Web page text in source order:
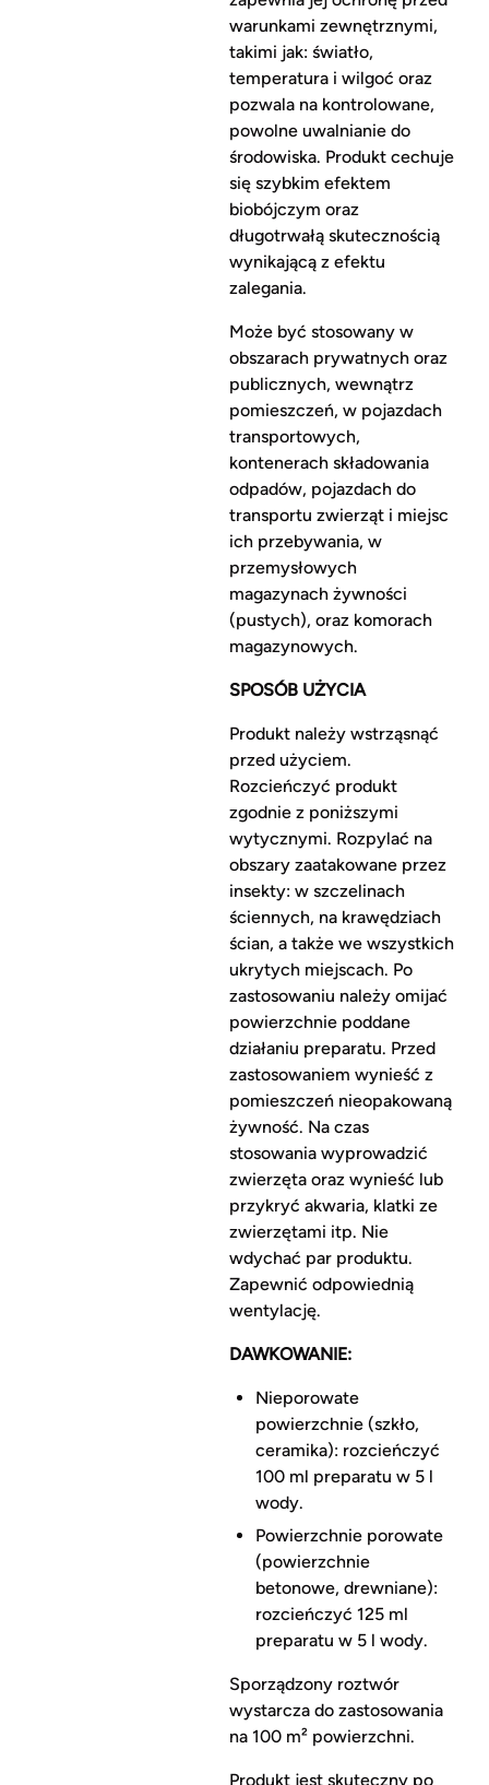
warunkami zewnętrznymi,
takimi jak: światło,
temperatura i wilgoć oraz
pozwala na kontrolowane,
powolne uwalnianie do
środowiska. Produkt cechuje
się szybkim efektem
biobójczym oraz
długotrwałą skutecznością
wynikającą z efektu
zalegania.
Może być stosowany w
obszarach prywatnych oraz
publicznych, wewnątrz
pomieszczeń, w pojazdach
transportowych,
kontenerach składowania
odpadów, pojazdach do
transportu zwierząt i miejsc
ich przebywania, w
przemysłowych
magazynach żywności
(pustych), oraz komorach
magazynowych.
SPOSÓB UŻYCIA
Produkt należy wstrząsnąć
przed użyciem.
Rozcieńczyć produkt
zgodnie z poniższymi
wytycznymi. Rozpylać na
obszary zaatakowane przez
insekty: w szczelinach
ściennych, na krawędziach
ścian, a także we wszystkich
ukrytych miejscach. Po
zastosowaniu należy omijać
powierzchnie poddane
działaniu preparatu. Przed
zastosowaniem wynieść z
pomieszczeń nieopakowaną
żywność. Na czas
stosowania wyprowadzić
zwierzęta oraz wynieść lub
przykryć akwaria, klatki ze
zwierzętami itp. Nie
wdychać par produktu.
Zapewnić odpowiednią
wentylację.
DAWKOWANIE:
Nieporowate
powierzchnie (szkło,
ceramika): rozcieńczyć
100 ml preparatu w 5 l
wody.
Powierzchnie porowate
(powierzchnie
betonowe, drewniane):
rozcieńczyć 125 ml
preparatu w 5 l wody.
Sporządzony roztwór
wystarcza do zastosowania
na 100 m² powierzchni.
Produkt jest skuteczny po